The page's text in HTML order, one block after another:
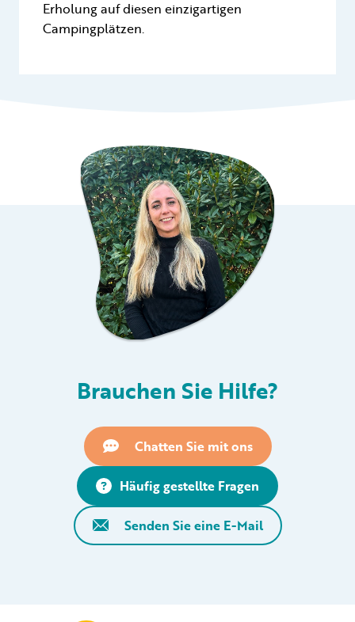
Erholung auf diesen einzigartigen
Campingplätzen.
Brauchen Sie Hilfe?
Chatten Sie mit ons
Häufig gestellte Fragen
Senden Sie eine E-Mail